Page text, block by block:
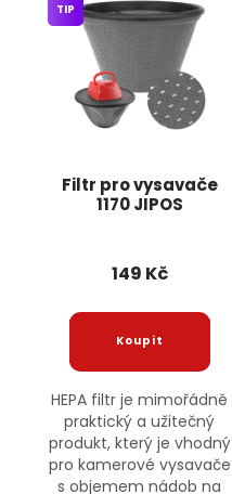
Filtr pro vysavače
1170 JIPOS
TIP
149 Kč
HEPA filtr je mimořádně
praktický a užitečný
produkt, který je vhodný
pro kamerové vysavače
s objemem nádob na